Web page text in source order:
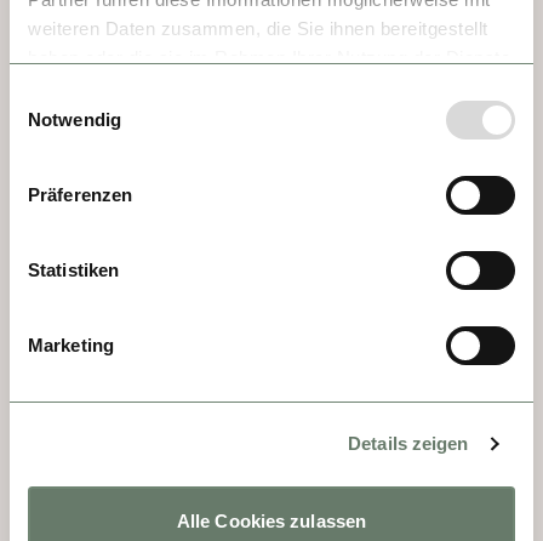
weiteren Daten zusammen, die Sie ihnen bereitgestellt
Notwendig
Präferenzen
Statistiken
Marketing
Details zeigen
Alle Cookies zulassen
Mozart. La ciudad es subestimada, con su
antiguo. También se encuentra allí el Palacio
presentar al Conde Thun-Hohenstein una
consigo, la escribió apresuradamente en Linz.